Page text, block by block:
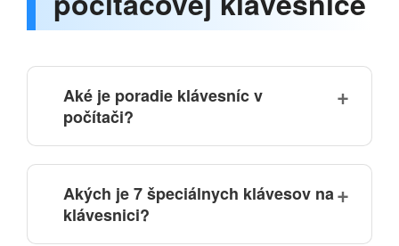
Aké je poradie klávesníc v
počítači?
Akých je 7 špeciálnych klávesov na
klávesnici?